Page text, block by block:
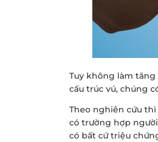
Tuy không làm
cấu trúc vú, chúng
Theo nghiên cứu
có trường hợp
có bất cứ triệu